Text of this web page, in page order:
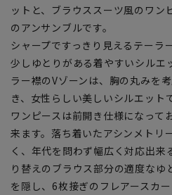
ットと、ブラウススーツ風のワン
のアンサンブルです。
シャープですっきり見えるテーラ
少しゆとりがある着やすいシルエ
ラー襟のVゾーンは、胸の丸みを
き、女性らしい美しいシルエットで
ワンピースは前開き仕様になって
来ます。落ち着いたアシンメトリ
く、年代を問わず幅広く対応出来
り替えのブラウス部分の適度なゆ
を隠し、6枚接ぎのフレアースカ